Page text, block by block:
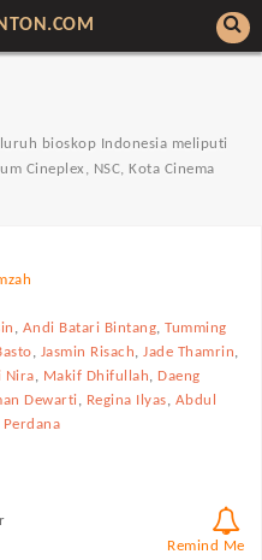
bioskop Indonesia meliputi
Cineplex, NSC, Kota Cinema
, Andi Batari Bintang,Tumming
, Jasmin Risach,Jade Thamrin,
Nira, Makif Dhifullah, Daeng
Dewarti, Regina Ilyas, Abdul
Perdana
Remind Me